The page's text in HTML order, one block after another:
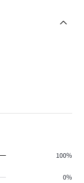
100%
0%